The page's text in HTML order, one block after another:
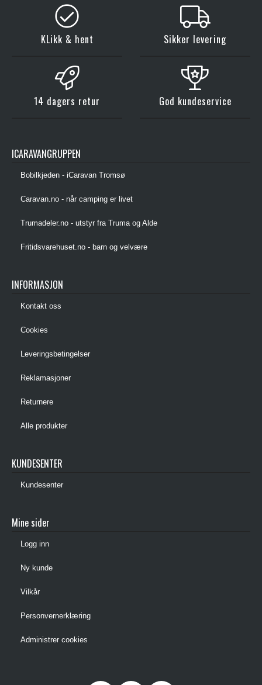
KLikk & hent Sikker levering
14 dagers retur God kundeservice
ICARAVANGRUPPEN
Bobilkjeden - iCaravan Tromsø
Caravan.no - når camping er livet
Trumadeler.no - utstyr fra Truma og Alde
Fritidsvarehuset.no - barn og velvære
INFORMASJON
Kontakt oss
Cookies
Leveringsbetingelser
Reklamasjoner
Returnere
Alle produkter
KUNDESENTER
Kundesenter
Mine sider
Logg inn
Ny kunde
Vilkår
Personvernerklæring
Administrer cookies